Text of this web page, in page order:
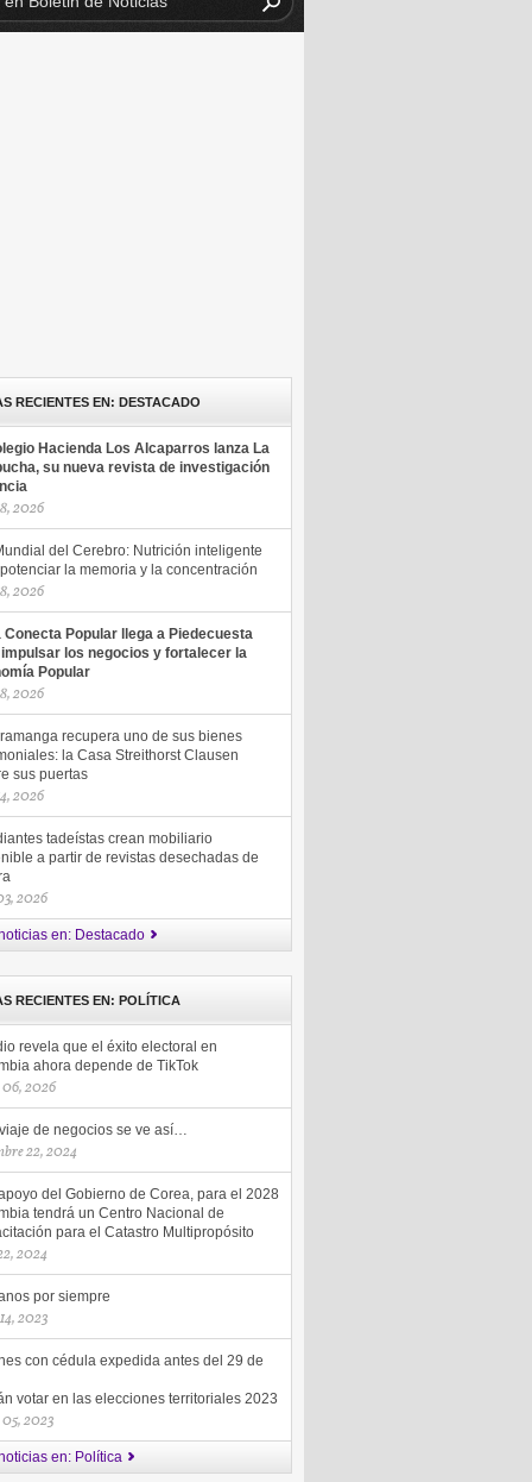
RECIENTES EN: DESTACADO
Hacienda Los Alcaparros lanza La
su nueva revista de investigación
2026
del Cerebro: Nutrición inteligente
la memoria y la concentración
2026
Conecta Popular llega a Piedecuesta
los negocios y fortalecer la
Popular
2026
recupera uno de sus bienes
la Casa Streithorst Clausen
sus puertas
2026
tadeístas crean mobiliario
a partir de revistas desechadas de
2026
en: Destacado
RECIENTES EN: POLÍTICA
revela que el éxito electoral en
ahora depende de TikTok
2026
de negocios se ve así…
22, 2024
del Gobierno de Corea, para el 2028
tendrá un Centro Nacional de
para el Catastro Multipropósito
2024
por siempre
2023
con cédula expedida antes del 29 de
votar en las elecciones territoriales 2023
2023
en: Política